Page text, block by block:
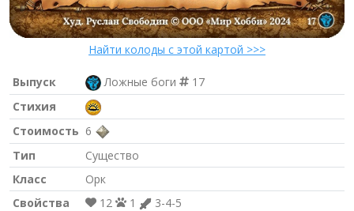
Найти колоды с этой картой >>>
Выпуск Ложные боги
17
Стихия
Стоимость 6
Тип
Существо
Класс
Орк
Свойства
12 1
3-4-5